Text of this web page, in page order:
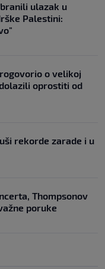
ulazak u
Palestini:
o velikoj
oprostiti od
rekorde zarade i u
Thompsonov
poruke